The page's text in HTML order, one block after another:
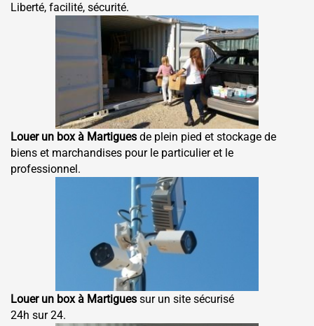
Liberté, facilité, sécurité.
Louer un box à Martigues de plein pied et stockage de
biens et marchandises pour le particulier et le
professionnel.
Louer un box à Martigues sur un site sécurisé
24h sur 24.